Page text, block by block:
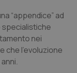
“appendice” ad
specialistiche
nei
che l’evoluzione